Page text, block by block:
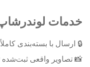
خدمات
🔒 ارسال با بسته‌بندی
📸 تصاویر واقعی